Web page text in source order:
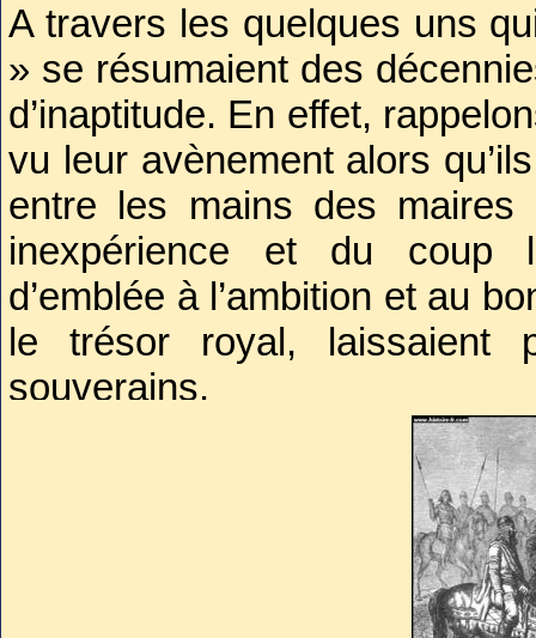
A travers les quelques uns
» se résumaient des
d’inaptitude. En effet,
vu leur avènement alors
entre les mains des
inexpérience et du coup
d’emblée à l’ambition et au
le trésor royal, laissaient
souverains.
On notera également que
façon pas toujours naturelle
et enfermés dans des
démonstration de leur
furent en position de